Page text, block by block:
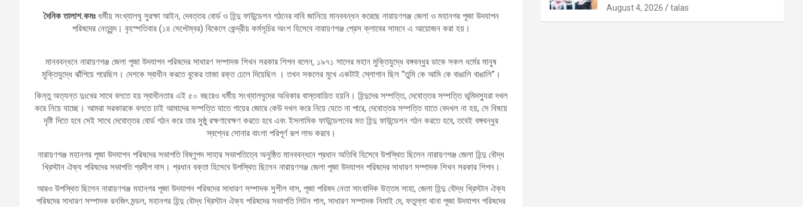
দৈনিক তালাশ.কমঃ ধর্মীয় সংখ্যালঘু সুরক্ষা আইন, দেবত্তর বোর্ড ও হিন্দু ফাউন্ডেশন গঠনের দাবি জানিয়ে মানববন্ধন করেছে নারায়ণগঞ্জ জেলা ও মহানগর পূজা উদযাপন
পরিষদের নেতৃবৃন্দ। বৃহস্পতিবার (১৪ সেপ্টেম্বর) বিকেলে কেন্দ্রীয় কর্মসূচির অংশ হিসেবে নারায়ণগঞ্জ প্রেস ক্লাবের সামনে এ আয়োজন করা হয়।
মানববন্ধনে নারায়ণগঞ্জ জেলা পূজা উদযাপন পরিষদের সাধারণ সম্পাদক শিখন সরকার শিপন বলেন, ১৯৭১ সালের মহান মুক্তিযুদ্ধে বঙ্গবন্ধুর ডাকে সকল ধর্মের মানুষ
মুক্তিযুদ্ধে ঝাঁপিয়ে পরেছিল। দেশকে স্বাধীন করতে বুকের তাজা রক্ত ঢেলে দিয়েছিল । তখন সকলের মুখে একটাই স্লোগান ছিল “তুমি কে আমি কে বাঙালি বাঙালি”।
কিন্তু অত্যন্ত দুঃখের সাথে বলতে হয় স্বাধীনতার এই ৫০ বছরেও ধর্মীয় সংখ্যালঘুদের অধিকার বাস্তবায়িত হয়নি। হিন্দুদের সম্পত্তি, দেবোত্তর সম্পত্তি ভূমিদস্যুরা দখল
করে নিয়ে যাচ্ছে। আমরা সরকারকে বলতে চাই আমাদের সম্পত্তি যাতে গায়ের জোরে কেউ দখল করে নিয়ে যেতে না পারে, দেবোত্তর সম্পত্তি যাতে বেদখল না হয়, সে বিষয়ে
দৃষ্টি দিতে হবে‌ সেই সাথে দেবোত্তর বোর্ড গঠন করে তার সুষ্ঠু রক্ষণাবেক্ষণ করতে হবে এবং ইসলামিক ফাউন্ডেশনের মত হিন্দু ফাউন্ডেশন গঠন করতে হবে, তবেই বঙ্গবন্ধুর
স্বপ্নের সোনার বাংলা পরিপূর্ণ রূপ লাভ করবে।
নারায়ণগঞ্জ মহানগর পূজা উদযাপন পরিষদের সভাপতি বিষ্ণুপদ সাহার সভাপতিত্বে অনুষ্ঠিত মানববন্ধনে প্রধান অতিথি হিসেবে উপস্থিত ছিলেন নারায়ণগঞ্জ জেলা হিন্দু বৌদ্ধ
খ্রিস্টান ঐক্য পরিষদের সভাপতি প্রদীপ দাস। প্রধান বক্তা হিসেবে উপস্থিত ছিলেন নারায়ণগঞ্জ জেলা পূজা উদযাপন পরিষদের সাধারণ সম্পাদক শিখন সরকার শিপন।
আরও উপস্থিত ছিলেন নারায়ণগঞ্জ মহানগর পূজা উদযাপন পরিষদের সাধারণ সম্পাদক সুশীল দাস, পূজা পরিষদ নেতা সাংবাদিক উত্তম সাহা, জেলা হিন্দু বৌদ্ধ খ্রিস্টান ঐক্য
পরিষদের সাধারণ সম্পাদক রনজিৎ মন্ডল, মহানগর হিন্দু বৌদ্ধ খ্রিস্টান ঐক্য পরিষদের সভাপতি লিটন পাল, সাধারণ সম্পাদক নিমাই দে, ফতুল্লা থানা পূজা উদযাপন পরিষদের
August 4, 2026 talas